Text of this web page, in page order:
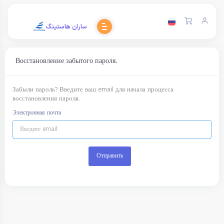
ساران هاستینگ
Восстановление забытого пароля.
Забыли пароль? Введите ваш email для начала процесса
восстановления пароля.
Электронная почта
Отправить